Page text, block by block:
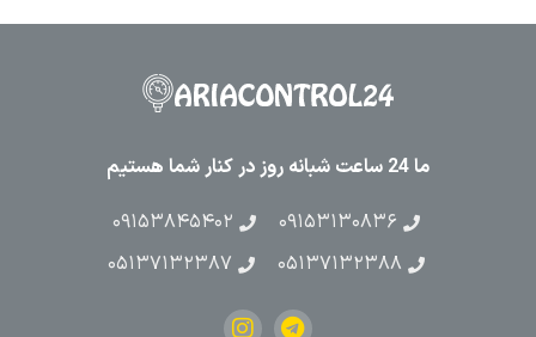
ما 24 ساعت شبانه روز در کنار شما هستیم
۰۹۱۵۳۱۳۰۸۳۶
۰۹۱۵۳۸۴۵۴۰۲
۰۵۱۳۷۱۳۲۳۸۸
۰۵۱۳۷۱۳۲۳۸۷